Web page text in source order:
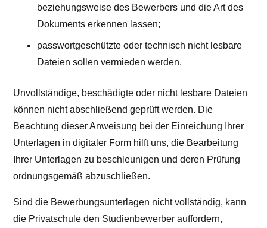
beziehungsweise des Bewerbers und die Art des
Dokuments erkennen lassen;
passwortgeschützte oder technisch nicht lesbare
Dateien sollen vermieden werden.
Unvollständige, beschädigte oder nicht lesbare Dateien
können nicht abschließend geprüft werden. Die
Beachtung dieser Anweisung bei der Einreichung Ihrer
Unterlagen in digitaler Form hilft uns, die Bearbeitung
Ihrer Unterlagen zu beschleunigen und deren Prüfung
ordnungsgemäß abzuschließen.
Sind die Bewerbungsunterlagen nicht vollständig, kann
die Privatschule den Studienbewerber auffordern,